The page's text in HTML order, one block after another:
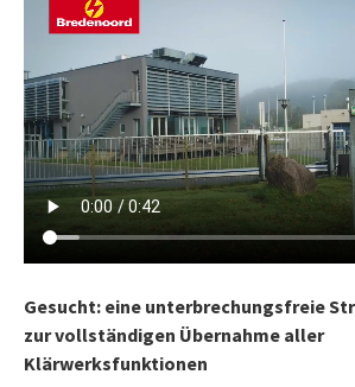
Gesucht: eine unterbrechungsfreie
zur vollständigen Übernahme aller
Klärwerksfunktionen